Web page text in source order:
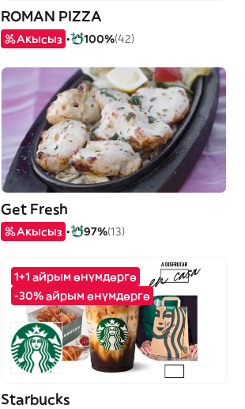
ROMAN PIZZA
Акысыз 100%(42)
Get Fresh
Акысыз 97%(13)
1+1 айрым өнүмдөргө
-30% айрым өнүмдөргө
Starbucks